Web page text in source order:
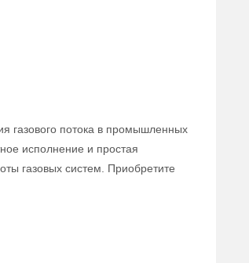
газового потока в промышленных
исполнение и простая
газовых систем. Приобретите